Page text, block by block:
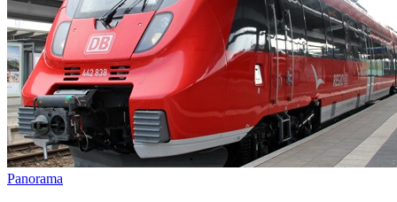
Panorama